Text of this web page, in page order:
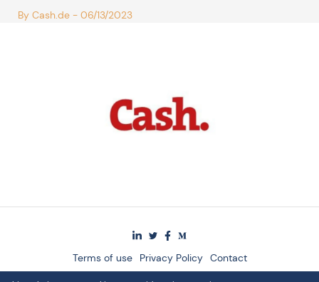
By Cash.de - 06/13/2023
Terms of use Privacy Policy Contact